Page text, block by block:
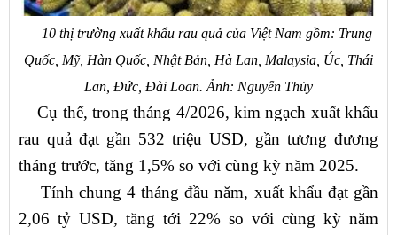
10 thị trường xuất khẩu rau quả của Việt Nam gồm: Trung
Quốc, Mỹ, Hàn Quốc, Nhật Bản, Hà Lan, Malaysia, Úc, Thái
Lan, Đức, Đài Loan. Ảnh: Nguyễn Thủy
Cụ thể, trong tháng 4/2026, kim ngạch xuất khẩu
rau quả đạt gần 532 triệu USD, gần tương đương
tháng trước, tăng 1,5% so với cùng kỳ năm 2025.
Tính chung 4 tháng đầu năm, xuất khẩu đạt gần
2,06 tỷ USD, tăng tới 22% so với cùng kỳ năm